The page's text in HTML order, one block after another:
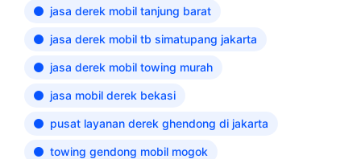
jasa derek mobil tanjung barat
jasa derek mobil tb simatupang jakarta
jasa derek mobil towing murah
jasa mobil derek bekasi
pusat layanan derek ghendong di jakarta
towing gendong mobil mogok